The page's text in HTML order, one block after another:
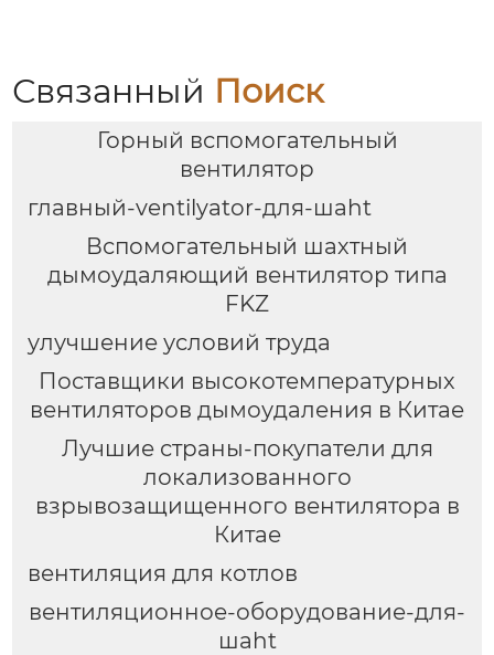
экономичное
решение для
Связанный Поиск
Горный вспомогательный
вентилятор
главный-ventilyator-для-шаht
Вспомогательный шахтный
дымоудаляющий вентилятор типа
FKZ
улучшение условий труда
Поставщики высокотемпературных
вентиляторов дымоудаления в Китае
Лучшие страны-покупатели для
локализованного
взрывозащищенного вентилятора в
Китае
вентиляция для котлов
вентиляционное-оборудование-для-
шаht